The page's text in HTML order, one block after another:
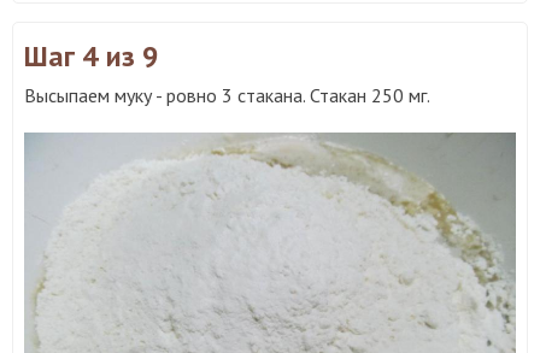
Шаг 4 из 9
Высыпаем муку - ровно 3 стакана. Стакан 250 мг.